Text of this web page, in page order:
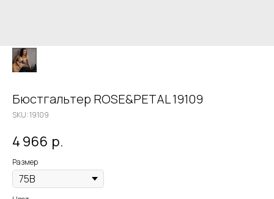
Бюстгальтер ROSE&PETAL 19109
SKU:19109
4 966 р.
Размер